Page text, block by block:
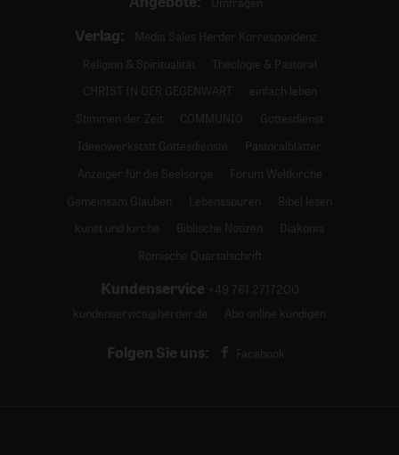
Verlag:
Media Sales Herder Korrespondenz
Religion & Spiritualität
Theologie & Pastoral
CHRIST IN DER GEGENWART
einfach leben
Stimmen der Zeit
COMMUNIO
Gottesdienst
Ideenwerkstatt Gottesdienste
Pastoralblätter
Anzeiger für die Seelsorge
Forum Weltkirche
Gemeinsam Glauben
Lebensspuren
Bibel lesen
kunst und kirche
Biblische Notizen
Diakonia
Römische Quartalschrift
Kundenservice +49 761 2717200
kundenservice@herder.de
Abo online kündigen
Folgen Sie uns: Facebook